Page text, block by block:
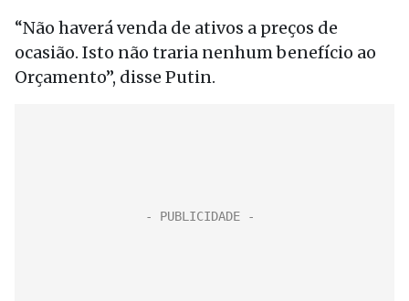
“Não haverá venda de ativos a preços de
ocasião. Isto não traria nenhum benefício ao
Orçamento”, disse Putin.